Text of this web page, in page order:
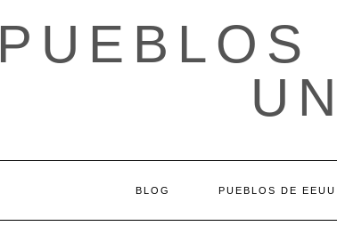
PUEBLOS
BLOG PUEBLOS DE EEUU